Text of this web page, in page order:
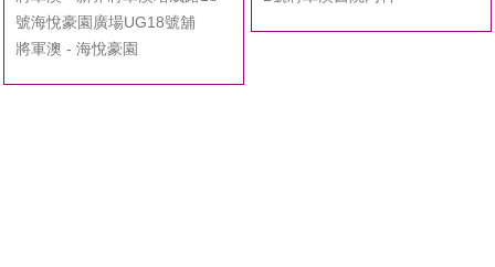
號海悅豪園廣場UG18號舖
將軍澳 - 海悅豪園